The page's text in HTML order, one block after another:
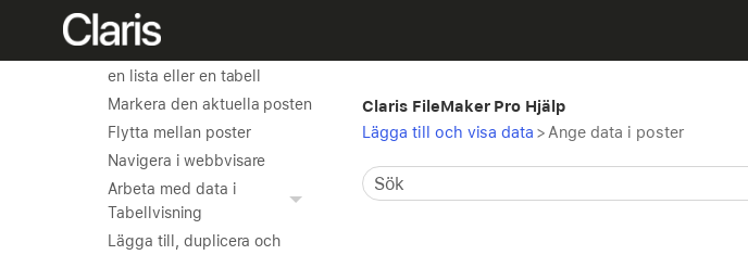
Lägga till och visa data
en lista eller en tabell
Markera den aktuella posten
Flytta mellan poster
Navigera i webbvisare
Arbeta med data i
Tabellvisning
Lägga till, duplicera och
Claris FileMaker Pro Hjälp
Lägga till och visa data > Ange data i poster